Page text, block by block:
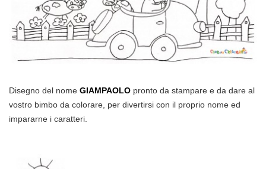
Disegno del nome GIAMPAOLO pronto da stampare e da dare al
vostro bimbo da colorare, per divertirsi con il proprio nome ed
impararne i caratteri.